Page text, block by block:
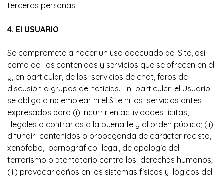
terceras personas.
4. El USUARIO
Se compromete a hacer un uso adecuado del Site, así
como de los contenidos y servicios que se ofrecen en él
y, en particular, de los servicios de chat, foros de
discusión o grupos de noticias. En particular, el Usuario
se obliga a no emplear ni el Site ni los servicios antes
expresados para (i) incurrir en actividades ilícitas,
ilegales o contrarias a la buena fe y al orden público; (ii)
difundir contenidos o propaganda de carácter racista,
xenófobo, pornográfico-ilegal, de apología del
terrorismo o atentatorio contra los derechos humanos;
(iii) provocar daños en los sistemas físicos y lógicos del